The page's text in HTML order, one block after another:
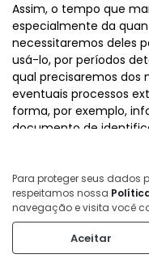
Assim, o tempo que
especialmente da
necessitaremos deles
usá-lo, por períodos
qual precisaremos dos
eventuais processos
forma, por exemplo,
documento de
(telefone, e-mail),
operação financeira/
do contrato, forma de
agência, titularidade,
crédito, bandeira do
em câmeras de
consentimento,
Para proteger seus
respeitamos nossa
navegação e visita você
Aceitar